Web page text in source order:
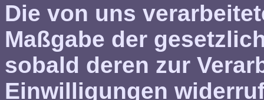
Die von uns
Maßgabe der
sobald deren zur
Einwilligungen